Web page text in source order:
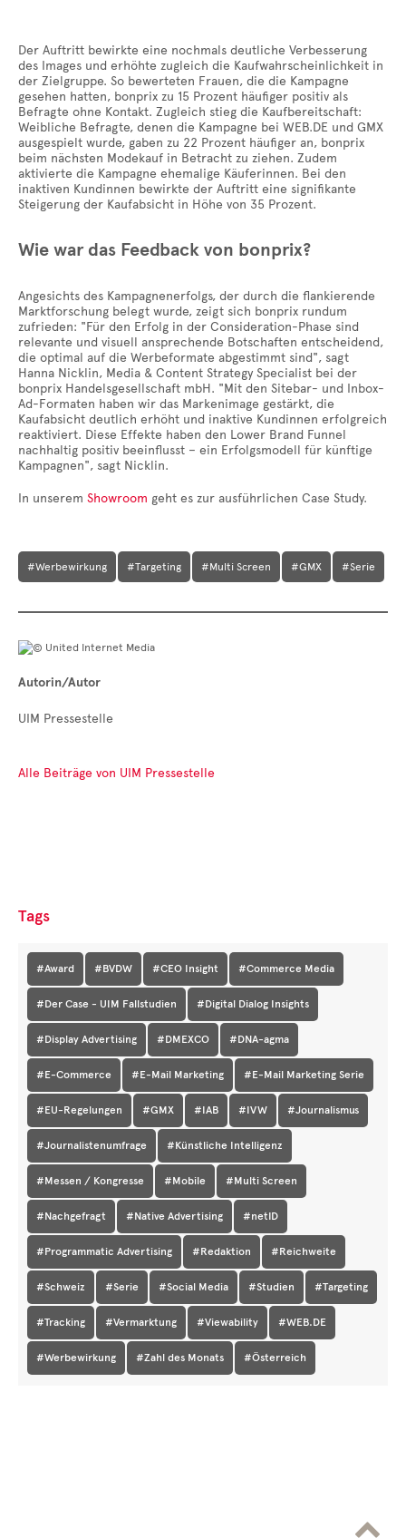
Der Auftritt bewirkte eine nochmals deutliche Verbesserung
des Images und erhöhte zugleich die Kaufwahrscheinlichkeit in
der Zielgruppe. So bewerteten Frauen, die die Kampagne
gesehen hatten, bonprix zu 15 Prozent häufiger positiv als
Befragte ohne Kontakt. Zugleich stieg die Kaufbereitschaft:
Weibliche Befragte, denen die Kampagne bei WEB.DE und GMX
ausgespielt wurde, gaben zu 22 Prozent häufiger an, bonprix
beim nächsten Modekauf in Betracht zu ziehen. Zudem
aktivierte die Kampagne ehemalige Käuferinnen. Bei den
inaktiven Kundinnen bewirkte der Auftritt eine signifikante
Steigerung der Kaufabsicht in Höhe von 35 Prozent.
Wie war das Feedback von bonprix?
Angesichts des Kampagnenerfolgs, der durch die flankierende
Marktforschung belegt wurde, zeigt sich bonprix rundum
zufrieden: "Für den Erfolg in der Consideration-Phase sind
relevante und visuell ansprechende Botschaften entscheidend,
die optimal auf die Werbeformate abgestimmt sind", sagt
Hanna Nicklin, Media & Content Strategy Specialist bei der
bonprix Handelsgesellschaft mbH. "Mit den Sitebar- und Inbox-
Ad-Formaten haben wir das Markenimage gestärkt, die
Kaufabsicht deutlich erhöht und inaktive Kundinnen erfolgreich
reaktiviert. Diese Effekte haben den Lower Brand Funnel
nachhaltig positiv beeinflusst – ein Erfolgsmodell für künftige
Kampagnen", sagt Nicklin.
In unserem Showroom geht es zur ausführlichen Case Study.
#Werbewirkung #Targeting #Multi Screen #GMX #Serie
Autorin/Autor
UIM Pressestelle
Alle Beiträge von UIM Pressestelle
Tags
#Award #BVDW #CEO Insight #Commerce Media
#Der Case - UIM Fallstudien #Digital Dialog Insights
#Display Advertising #DMEXCO #DNA-agma
#E-Commerce #E-Mail Marketing #E-Mail Marketing Serie
#EU-Regelungen #GMX #IAB #IVW #Journalismus
#Journalistenumfrage #Künstliche Intelligenz
#Messen / Kongresse #Mobile #Multi Screen
#Nachgefragt #Native Advertising #netID
#Programmatic Advertising #Redaktion #Reichweite
#Schweiz #Serie #Social Media #Studien #Targeting
#Tracking #Vermarktung #Viewability #WEB.DE
#Werbewirkung #Zahl des Monats #Österreich
